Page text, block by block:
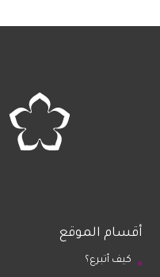
أقسام الموقع
كيف أتبرع؟